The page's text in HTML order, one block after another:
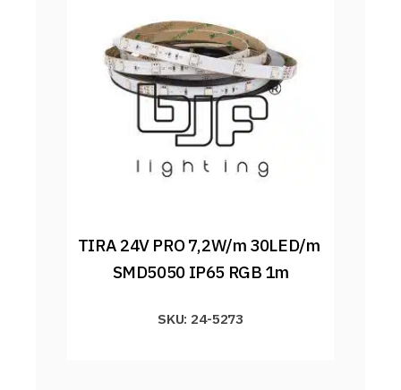
TIRA 24V PRO 7,2W/m 30LED/m
SMD5050 IP65 RGB 1m
SKU: 24-5273